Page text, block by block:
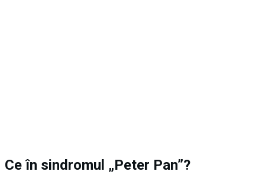
Ce în sindromul „Peter Pan”?